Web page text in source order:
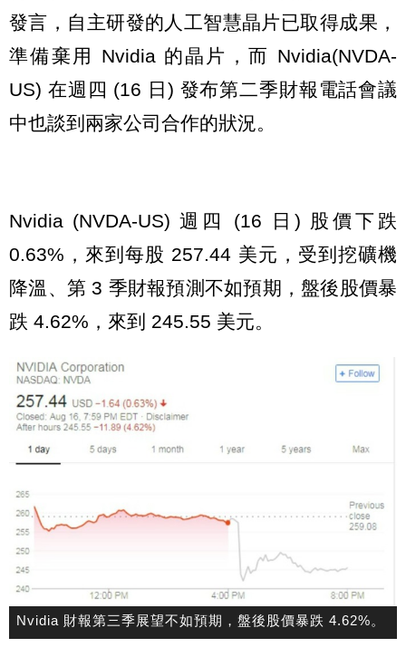
發言，自主研發的人工智慧晶片已取得成果，
準備棄用 Nvidia 的晶片，而 Nvidia(NVDA-
US) 在週四 (16 日) 發布第二季財報電話會議
中也談到兩家公司合作的狀況。
Nvidia (NVDA-US) 週四 (16 日) 股價下跌
0.63%，來到每股 257.44 美元，受到挖礦機
降溫、第 3 季財報預測不如預期，盤後股價暴
跌 4.62%，來到 245.55 美元。
Nvidia 財報第三季展望不如預期，盤後股價暴跌 4.62%。